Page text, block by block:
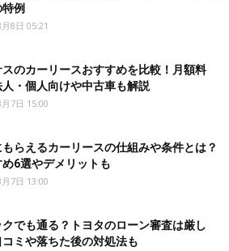
特例
8日 05:21
スのカーリースおすすめを比較！月額料
・個人向けや中古車も解説
7日 15:00
らえるカーリースの仕組みや条件とは？
め6選やデメリットも
7日 13:00
クでも通る？トヨタのローン審査は厳し
コミや落ちた後の対処法も